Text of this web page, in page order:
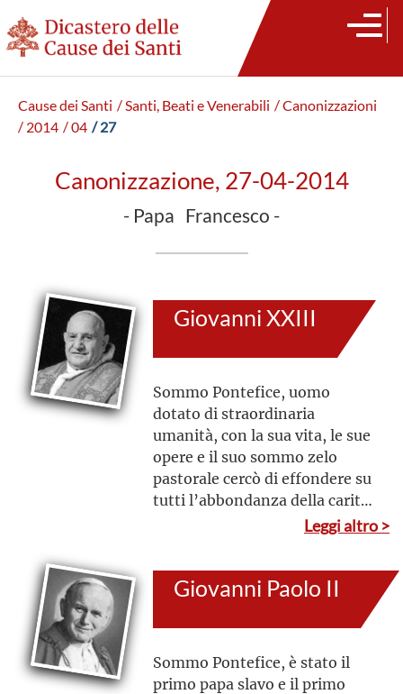
Cause dei Santi / Santi, Beati e Venerabili / Canonizzazioni
/ 2014 / 04 / 27
Canonizzazione, 27-04-2014
- Papa Francesco -
Giovanni XXIII
Sommo Pontefice, uomo
dotato di straordinaria
umanità, con la sua vita, le sue
opere e il suo sommo zelo
pastorale cercò di effondere su
tutti l’abbondanza della carità
cristiana e di promuovere la
all’efficacia della missione
della Chiesa di Cristo in tutto il
mondo, convocò il Concilio
Ecumenico Vaticano II.
Leggi altro >
Giovanni Paolo II
Sommo Pontefice, è stato il
primo papa slavo e il primo